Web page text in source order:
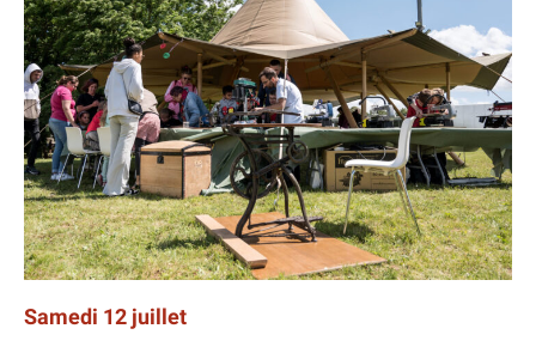
Samedi 12 juillet